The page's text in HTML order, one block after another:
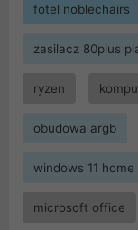
fotel noblechairs
zasilacz 80plus
ryzen
obudowa argb
windows 11 home
microsoft office